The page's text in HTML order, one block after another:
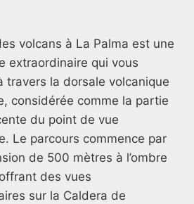
volcans à La Palma est une
extraordinaire qui vous
travers la dorsale volcanique
considérée comme la partie
du point de vue
Le parcours commence par
de 500 mètres à l’ombre
des vues
sur la Caldera de